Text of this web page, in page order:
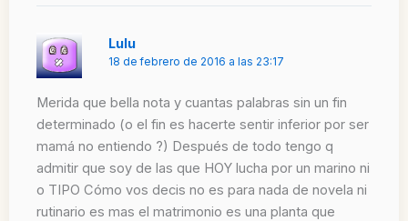
Lulu
18 de febrero de 2016 a las 23:17
Merida que bella nota y cuantas palabras sin un fin
determinado (o el fin es hacerte sentir inferior por ser
mamá no entiendo ?) Después de todo tengo q
admitir que soy de las que HOY lucha por un marino ni
o TIPO Cómo vos decis no es para nada de novela ni
rutinario es mas el matrimonio es una planta que